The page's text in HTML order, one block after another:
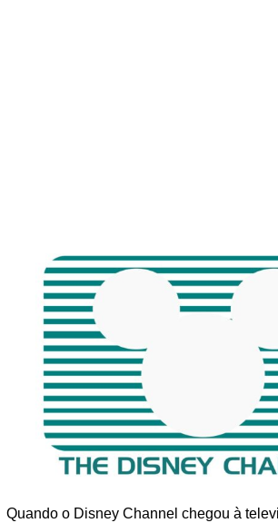
Quando o Disney Channel chegou à